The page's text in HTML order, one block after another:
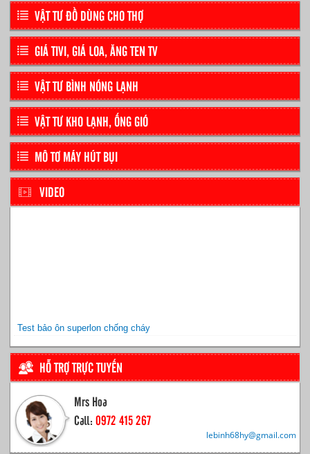
VẬT TƯ ĐỒ DÙNG CHO THỢ
GIÁ TIVI, GIÁ LOA, ĂNG TEN TV
VẬT TƯ BÌNH NÓNG LẠNH
VẬT TƯ KHO LẠNH, ỐNG GIÓ
MÔ TƠ MÁY HÚT BỤI
VIDEO
Test bảo ôn superlon chống cháy
HỖ TRỢ TRỰC TUYẾN
Mrs Hoa
Call: 0972 415 267
lebinh68hy@gmail.com